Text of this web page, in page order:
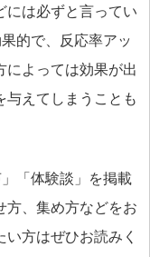
には必ずと言ってい
的で、反応率アッ
によっては効果が出
与えてしまうことも
「体験談」を掲載
方、集め方などをお
方はぜひお読みく